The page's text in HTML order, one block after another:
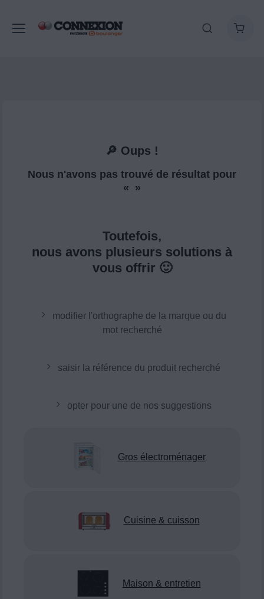
🔎 Oups !
Nous n'avons pas trouvé de résultat pour
« »
Toutefois,
nous avons plusieurs solutions à
vous offrir 🙂
modifier l'orthographe de la marque ou du
mot recherché
saisir la référence du produit recherché
opter pour une de nos suggestions
Gros électroménager
Cuisine & cuisson
Maison & entretien